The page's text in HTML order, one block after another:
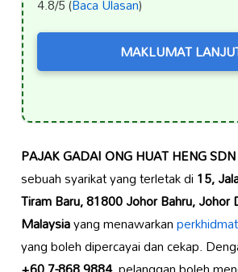
MAKLUMAT
PAJAK GADAI ONG HUAT HENG
sebuah syarikat yang terletak di15,
Tiram Baru, 81800 Johor Bahru, Johor
Malaysiayang menawarkan
yang boleh dipercayai dan cekap.